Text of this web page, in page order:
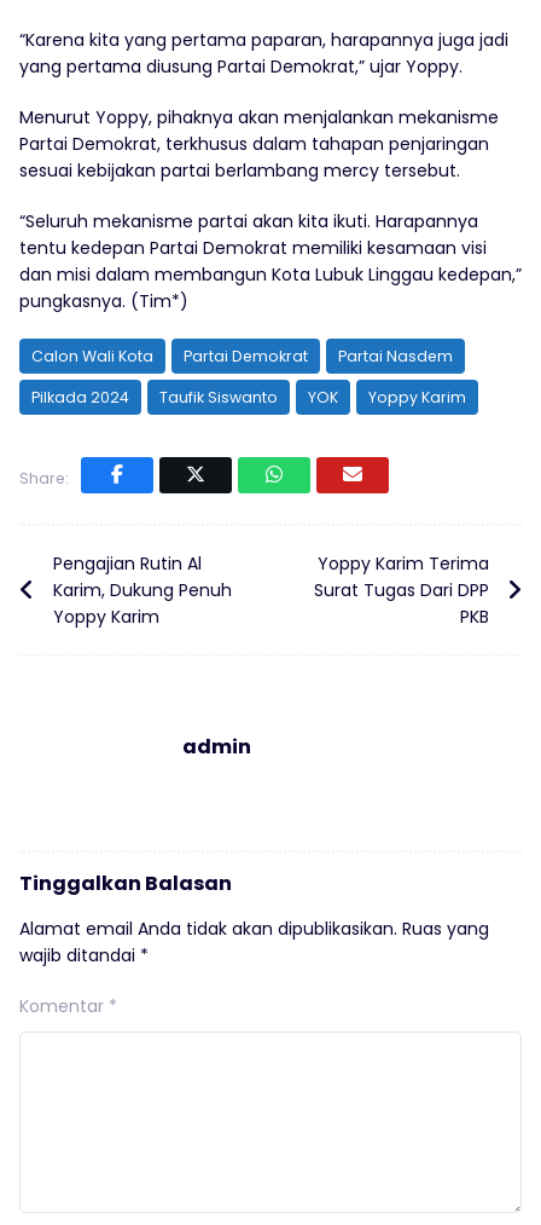
“Karena kita yang pertama paparan, harapannya juga jadi
yang pertama diusung Partai Demokrat,” ujar Yoppy.
Menurut Yoppy, pihaknya akan menjalankan mekanisme
Partai Demokrat, terkhusus dalam tahapan penjaringan
sesuai kebijakan partai berlambang mercy tersebut.
“Seluruh mekanisme partai akan kita ikuti. Harapannya
tentu kedepan Partai Demokrat memiliki kesamaan visi
dan misi dalam membangun Kota Lubuk Linggau kedepan,”
pungkasnya. (Tim*)
Calon Wali Kota Partai Demokrat
Partai Nasdem
Pilkada 2024
Taufik Siswanto YOK Yoppy Karim
Share:
Pengajian Rutin Al
Karim, Dukung Penuh
Yoppy Karim
Yoppy Karim Terima
Surat Tugas Dari DPP
PKB
admin
Tinggalkan Balasan
Alamat email Anda tidak akan dipublikasikan. Ruas yang
wajib ditandai *
Komentar *